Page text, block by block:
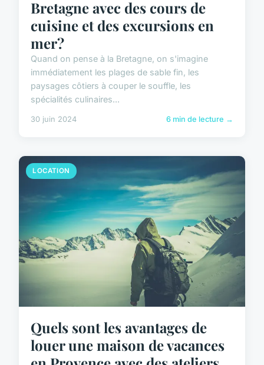
Bretagne avec des cours de
cuisine et des excursions en
mer?
Quand on pense à la Bretagne, on s'imagine
immédiatement les plages de sable fin, les
paysages côtiers à couper le souffle, les
spécialités culinaires...
30 juin 2024 6 min de lecture →
LOCATION
Quels sont les avantages de
louer une maison de vacances